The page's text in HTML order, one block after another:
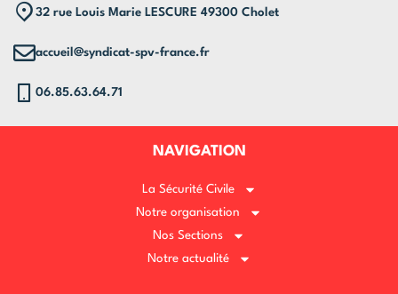
32 rue Louis Marie LESCURE 49300 Cholet
accueil@syndicat-spv-france.fr
06.85.63.64.71
NAVIGATION
La Sécurité Civile
Notre organisation
Nos Sections
Notre actualité